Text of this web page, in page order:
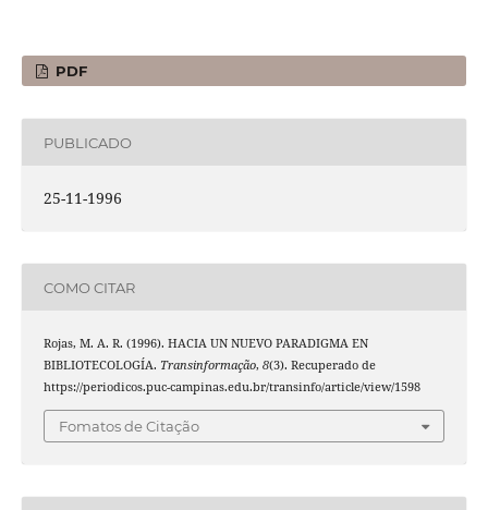
PDF
PUBLICADO
25-11-1996
COMO CITAR
Rojas, M. A. R. (1996). HACIA UN NUEVO PARADIGMA EN
BIBLIOTECOLOGÍA. Transinformação, 8(3). Recuperado de
https://periodicos.puc-campinas.edu.br/transinfo/article/view/1598
Fomatos de Citação